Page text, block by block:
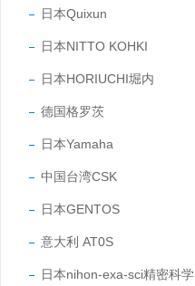
日本Quixun
日本NITTO KOHKI
日本HORIUCHI堀内
德国格罗茨
日本Yamaha
中国台湾CSK
日本GENTOS
意大利 AT0S
日本nihon-exa-sci精密科学